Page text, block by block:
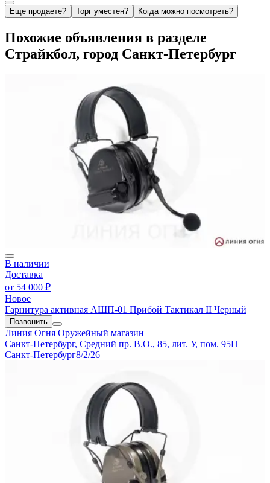
Еще продаете? Торг уместен? Когда можно посмотреть?
Похожие объявления в разделе
Страйкбол, город Санкт-Петербург
В наличии
Доставка
от 54 000 ₽
Новое
Гарнитура активная АШП-01 Прибой Тактикал II Черный
Позвонить
Линия Огня Оружейный магазин
Санкт-Петербург, Средний пр. В.О., 85, лит. У, пом. 95Н
Санкт-Петербург8/2/26